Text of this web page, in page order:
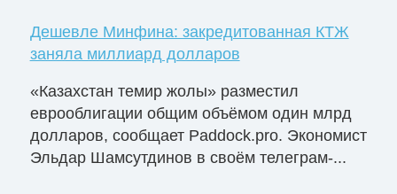
Дешевле Минфина: закредитованная КТЖ
заняла миллиард долларов
«Казахстан темир жолы» разместил
еврооблигации общим объёмом один млрд
долларов, сообщает Paddock.pro. Экономист
Эльдар Шамсутдинов в своём телеграм-...